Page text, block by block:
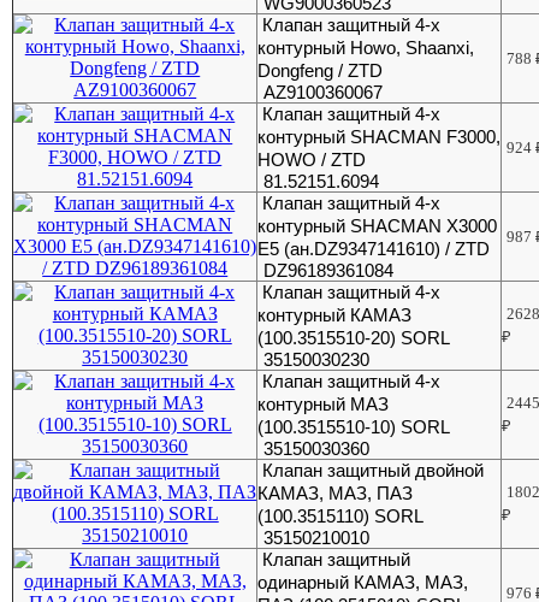
Клапан защитный 4-х
контурный Howo, Shaanxi,
Dongfeng / ZTD
AZ9100360067
788
Клапан защитный 4-х
контурный SHACMAN F3000,
HOWO / ZTD
81.52151.6094
924
Клапан защитный 4-х
контурный SHACMAN X3000
E5 (ан.DZ9347141610) / ZTD
DZ96189361084
987
Клапан защитный 4-х
контурный КАМАЗ
(100.3515510-20) SORL
35150030230
₽
Клапан защитный 4-х
контурный МАЗ
(100.3515510-10) SORL
35150030360
₽
Клапан защитный двойной
КАМАЗ, МАЗ, ПАЗ
(100.3515110) SORL
35150210010
₽
Клапан защитный
одинарный КАМАЗ, МАЗ,
976